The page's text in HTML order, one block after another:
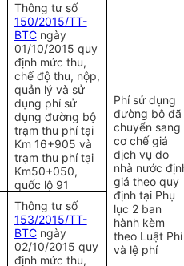
Phí sử dụng
đường bộ đã
chuyển sang
cơ chế giá
dịch vụ do
nhà nước
giá theo quy
định tại Phụ
lục 2 ban
hành kèm
theo Luật Phí
và lệ phí
Thông tư số
150/2015/TT-
BTCngày
01/10/2015 quy
định mức thu,
chế độ thu, nộp,
quản lý và sử
dụng phí sử
dụng đường bộ
trạm thu phí tại
Km 16+905 và
trạm thu phí tại
Km50+050,
quốc lộ 91
Thông tư số
153/2015/TT-
BTCngày
02/10/2015 quy
định mức thu,